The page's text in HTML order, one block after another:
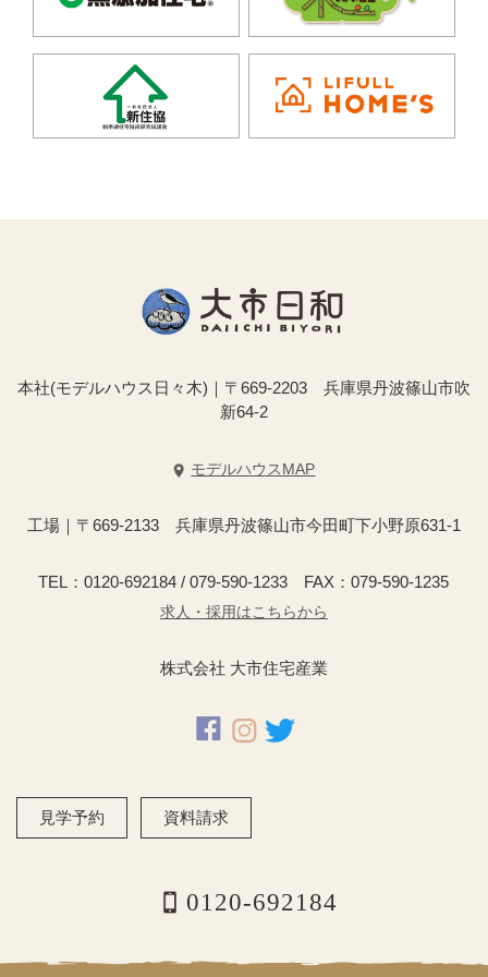
本社(モデルハウス日々木)｜〒669-2203 兵庫県丹波篠山市吹
新64-2
モデルハウスMAP
工場｜〒669-2133 兵庫県丹波篠山市今田町下小野原631-1
TEL：0120-692184 / 079-590-1233 FAX：079-590-1235
求人・採用はこちらから
株式会社 大市住宅産業
見学予約 資料請求
0120-692184